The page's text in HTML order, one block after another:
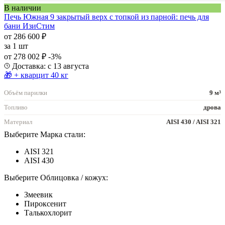
В наличии
Печь Южная 9 закрытый верх с топкой из парной: печь для
бани ИзиСтим
от 286 600 ₽
за 1 шт
от 278 002 ₽ -3%
Доставка: с 13 августа
🎁 + кварцит 40 кг
Объём парилки
9 м³
Топливо
дрова
Материал
AISI 430 / AISI 321
Выберите Марка стали:
AISI 321
AISI 430
Выберите Облицовка / кожух:
Змеевик
Пироксенит
Талькохлорит